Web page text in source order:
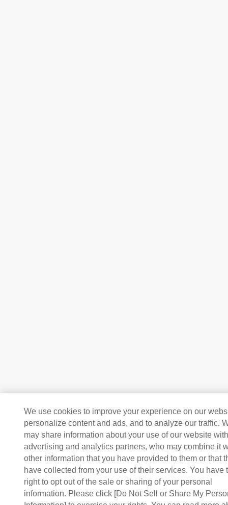
We use cookies to improve your experience on our
personalize content and ads, and to analyze our traffic.
may share information about your use of our website
advertising and analytics partners, who may combine it
other information that you have provided to them or that
have collected from your use of their services. You have
right to opt out of the sale or sharing of your personal
information. Please click [Do Not Sell or Share My